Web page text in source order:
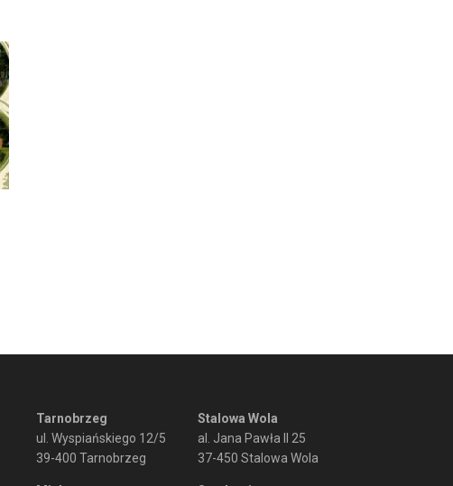
Tarnobrzeg
ul. Wyspiańskiego 12/5
39-400 Tarnobrzeg
Stalowa Wola
al. Jana Pawła II 25
37-450 Stalowa Wola